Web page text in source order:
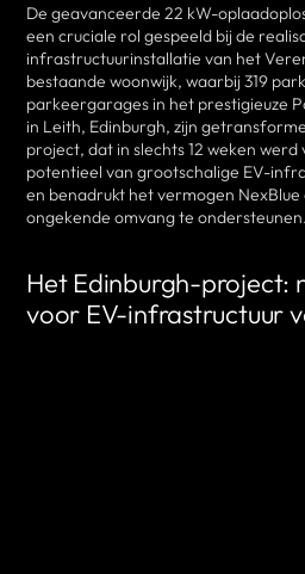
De geavanceerde 22 kW-
een cruciale rol gespeeld bij de
infrastructuurinstallatie van het
bestaande woonwijk, waarbij 319
parkeergarages in het prestigieuze
in Leith, Edinburgh, zijn
project, dat in slechts 12 weken
potentieel van grootschalige EV-
en benadrukt het vermogen NexBlue
ongekende omvang te ondersteunen.
Het Edinburgh-project:
voor EV-infrastructuur